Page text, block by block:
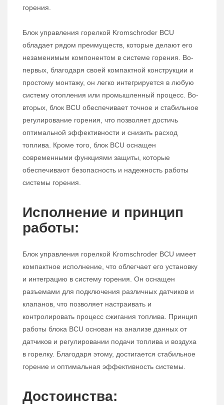
горения.
Блок управления горелкой Kromschroder BCU
обладает рядом преимуществ, которые делают его
незаменимым компонентом в системе горения. Во-
первых, благодаря своей компактной конструкции и
простому монтажу, он легко интегрируется в любую
систему отопления или промышленный процесс. Во-
вторых, блок BCU обеспечивает точное и стабильное
регулирование горения, что позволяет достичь
оптимальной эффективности и снизить расход
топлива. Кроме того, блок BCU оснащен
современными функциями защиты, которые
обеспечивают безопасность и надежность работы
системы горения.
Исполнение и принцип
работы:
Блок управления горелкой Kromschroder BCU имеет
компактное исполнение, что облегчает его установку
и интеграцию в систему горения. Он оснащен
разъемами для подключения различных датчиков и
клапанов, что позволяет настраивать и
контролировать процесс сжигания топлива. Принцип
работы блока BCU основан на анализе данных от
датчиков и регулировании подачи топлива и воздуха
в горелку. Благодаря этому, достигается стабильное
горение и оптимальная эффективность системы.
Достоинства: